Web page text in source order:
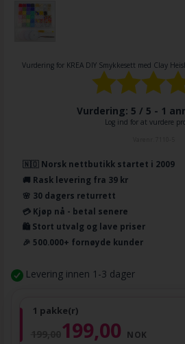
Vurdering for KREA DIY Smykkesett med Clay
Vurdering: 5 / 5 - 1
Log ind for at vurdere
🇳🇴 Norsk nettbutikk startet i 2009
🚚 Rask levering fra 39 kr
🌸 30 dagers returrett
💳 Kjøp nå - betal senere
🛍️ Stort utvalg og lave priser
🎉 500.000+ fornøyde kunder
Levering innen 1-3 dager
1 pakke(r)
199,00 NOK